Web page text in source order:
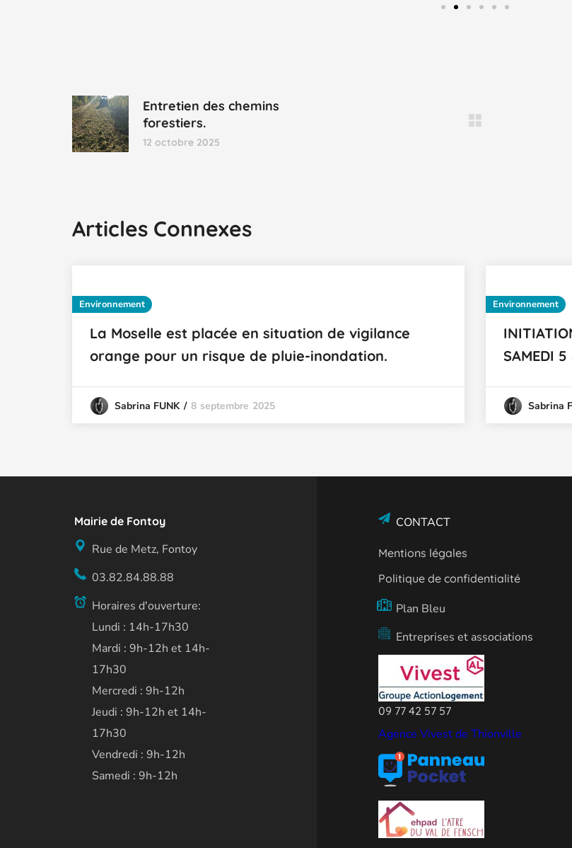
Entretien des chemins
forestiers.
12 octobre 2025
Articles Connexes
Environnement
La Moselle est placée en situation de vigilance
orange pour un risque de pluie-inondation.
Sabrina FUNK 8 septembre 2025
Environnement
SAMEDI
Sabrina
Mairie de Fontoy
Rue de Metz, Fontoy
03.82.84.88.88
Horaires d'ouverture:
Lundi : 14h-17h30
Mardi : 9h-12h et 14h-
17h30
Mercredi : 9h-12h
Jeudi : 9h-12h et 14h-
17h30
Vendredi : 9h-12h
Samedi : 9h-12h
CONTACT
Mentions légales
Politique de confidentialité
Plan Bleu
Entreprises et associations
09 77 42 57 57
Agence Vivest de Thionville